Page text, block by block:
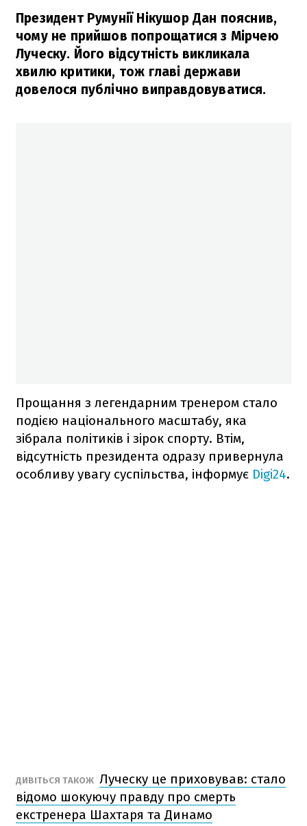
Президент Румунії Нікушор Дан пояснив,
чому не прийшов попрощатися з Мірчею
Луческу. Його відсутність викликала
хвилю критики, тож главі держави
довелося публічно виправдовуватися.
Прощання з легендарним тренером стало
подією національного масштабу, яка
зібрала політиків і зірок спорту. Втім,
відсутність президента одразу привернула
особливу увагу суспільства, інформує Digi24.
ДИВІТЬСЯ ТАКОЖ Луческу це приховував: стало
відомо шокуючу правду про смерть
екстренера Шахтаря та Динамо